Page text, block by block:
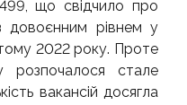
що свідчило про
довоєнним рівнем у
2022 року. Проте
стале
вакансій досягла